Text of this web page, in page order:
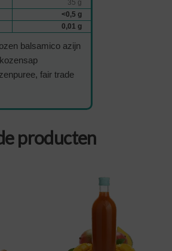
35 g
<0,5 g
0,01 g
balsamico azijn
fair trade
producten